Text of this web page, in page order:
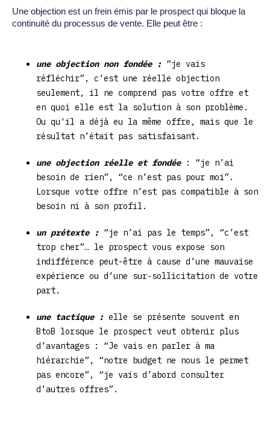
Une objection est un frein émis par le prospect qui bloque la
continuité du processus de vente. Elle peut être :
une objection non fondée : “je vais
réfléchir”, c’est une réelle objection
seulement, il ne comprend pas votre offre et
en quoi elle est la solution à son problème.
Ou qu'il a déjà eu la même offre, mais que le
résultat n’était pas satisfaisant.
une objection réelle et fondée : “je n’ai
besoin de rien”, “ce n’est pas pour moi”.
Lorsque votre offre n’est pas compatible à son
besoin ni à son profil.
un prétexte : “je n’ai pas le temps”, “c’est
trop cher”… le prospect vous expose son
indifférence peut-être à cause d’une mauvaise
expérience ou d’une sur-sollicitation de votre
part.
une tactique : elle se présente souvent en
BtoB lorsque le prospect veut obtenir plus
d’avantages : “Je vais en parler à ma
hiérarchie”, “notre budget ne nous le permet
pas encore”, “je vais d’abord consulter
d’autres offres”.